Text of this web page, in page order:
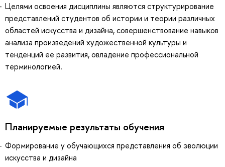
Целями освоения дисциплины являются структурирование
представлений студентов об истории и теории различных
областей искусства и дизайна, совершенствование навыков
анализа произведений художественной культуры и
тенденций ее развития, овладение профессиональной
терминологией.
Планируемые результаты обучения
Формирование у обучающихся представления об эволюции
искусства и дизайна